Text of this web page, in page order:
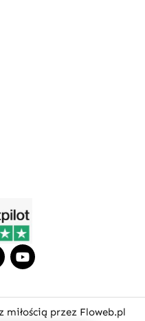
Y
o
u
u
b
przez Floweb.pl